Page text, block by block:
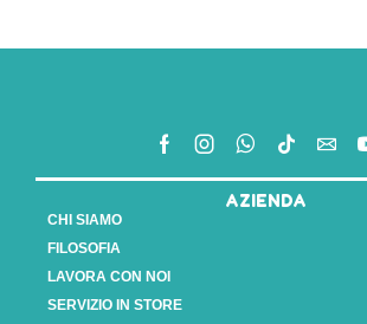
AZIENDA
CHI SIAMO
FILOSOFIA
LAVORA CON NOI
SERVIZIO IN STORE